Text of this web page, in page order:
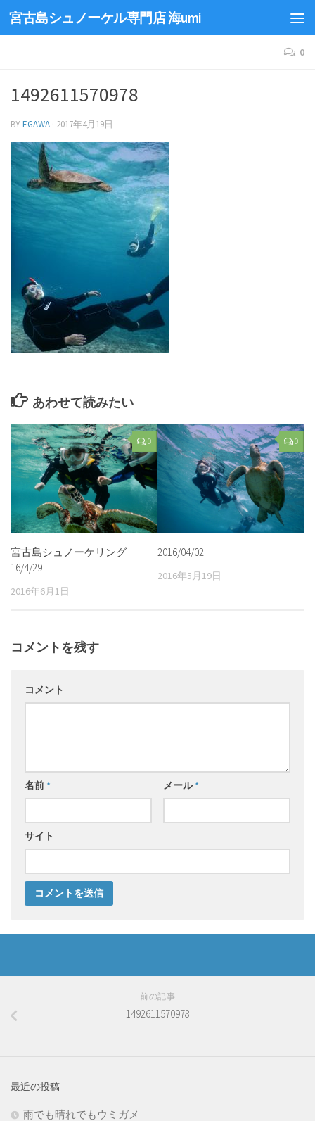
宮古島シュノーケル専門店 海umi
0
1492611570978
BYEGAWA · 2017年4月19日
あわせて読みたい
0
宮古島シュノーケリング
16/4/29
2016年6月1日
0
2016/04/02
2016年5月19日
コメントを残す
コメント
名前* メール*
サイト
前の記事
1492611570978
最近の投稿
雨でも晴れでもウミガメ